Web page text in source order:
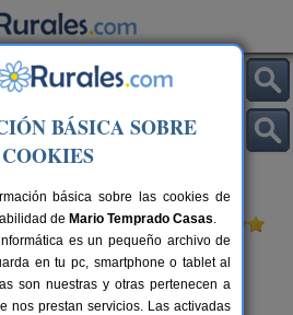
de Arguayo
BÁSICA SOBRE
COOKIES
básica sobre las cookies de
de Mario Temprado Casas.
es un pequeño archivo de
en tu pc, smartphone o tablet al
son nuestras y otras pertenecen a
nos prestan servicios. Las activadas